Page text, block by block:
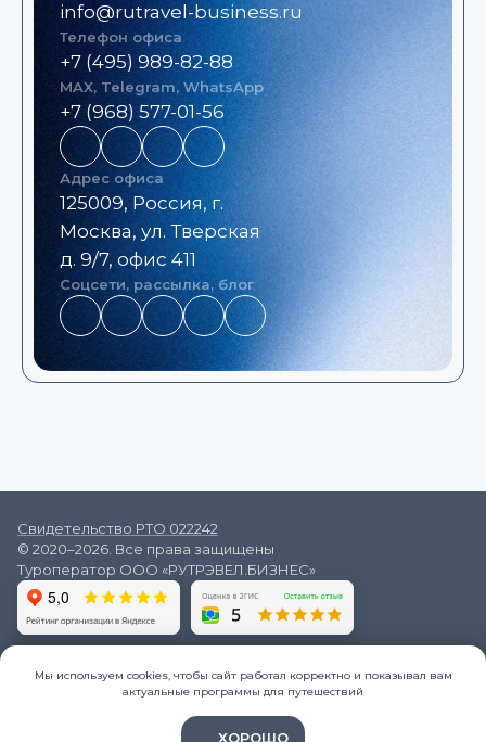
Мы используем cookies, чтобы сайт работал корректно и показывал вам
актуальные программы для путешествий
ХОРОШО
info@rutravel-business.ru
Телефон офиса
+7 (495) 989-82-88
MAX, Telegram, WhatsApp
+7 (968) 577-01-56
Адрес офиса
125009, Россия, г.
Москва, ул. Тверская
д. 9/7, офис 411
Соцсети, рассылка, блог
Свидетельство РТО 022242
© 2020–2026. Все права защищены
Туроператор ООО «РУТРЭВЕЛ.БИЗНЕС»
Читать отзывы
VK
Читать отзывы